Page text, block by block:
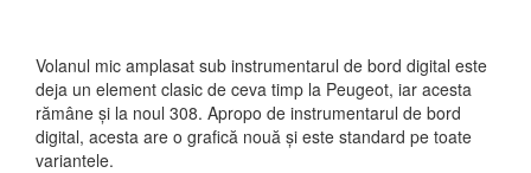
Volanul mic amplasat sub instrumentarul de bord digital este
deja un element clasic de ceva timp la Peugeot, iar acesta
rămâne și la noul 308. Apropo de instrumentarul de bord
digital, acesta are o grafică nouă și este standard pe toate
variantele.